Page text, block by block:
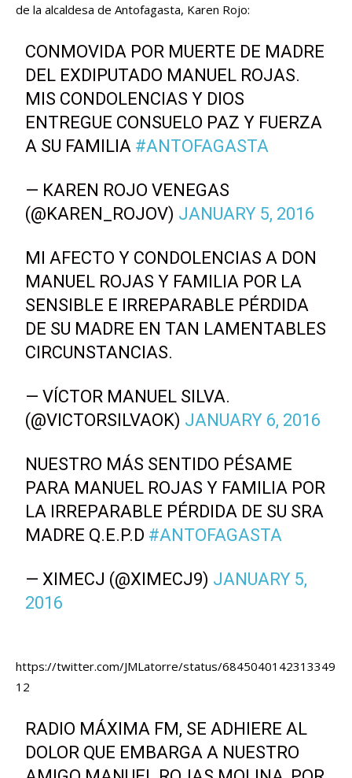
de la alcaldesa de Antofagasta, Karen Rojo:
CONMOVIDA POR MUERTE DE MADRE
DEL EXDIPUTADO MANUEL ROJAS.
MIS CONDOLENCIAS Y DIOS
ENTREGUE CONSUELO PAZ Y FUERZA
A SU FAMILIA #ANTOFAGASTA
— KAREN ROJO VENEGAS
(@KAREN_ROJOV) JANUARY 5, 2016
MI AFECTO Y CONDOLENCIAS A DON
MANUEL ROJAS Y FAMILIA POR LA
SENSIBLE E IRREPARABLE PÉRDIDA
DE SU MADRE EN TAN LAMENTABLES
CIRCUNSTANCIAS.
— VÍCTOR MANUEL SILVA.
(@VICTORSILVAOK) JANUARY 6, 2016
NUESTRO MÁS SENTIDO PÉSAME
PARA MANUEL ROJAS Y FAMILIA POR
LA IRREPARABLE PÉRDIDA DE SU SRA
MADRE Q.E.P.D #ANTOFAGASTA
— XIMECJ (@XIMECJ9) JANUARY 5,
2016
https://twitter.com/JMLatorre/status/6845040142313349
12
RADIO MÁXIMA FM, SE ADHIERE AL
DOLOR QUE EMBARGA A NUESTRO